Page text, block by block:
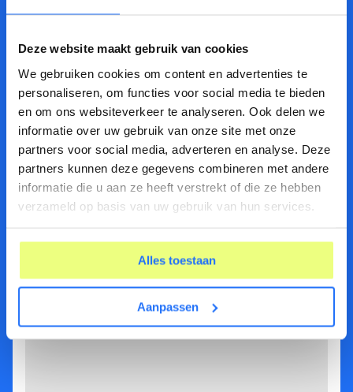
Deze website maakt gebruik van cookies
We gebruiken cookies om content en advertenties te
personaliseren, om functies voor social media te bieden
en om ons websiteverkeer te analyseren. Ook delen we
informatie over uw gebruik van onze site met onze
partners voor social media, adverteren en analyse. Deze
partners kunnen deze gegevens combineren met andere
informatie die u aan ze heeft verstrekt of die ze hebben
verzameld op basis van uw gebruik van hun services.
Alles toestaan
Aanpassen
0 van 500 max. aantal karakters
Wanneer heb je het incident ontdekt?
DD
dash
JJJJ
Wat voor soort informatie is mogelijk gelekt?